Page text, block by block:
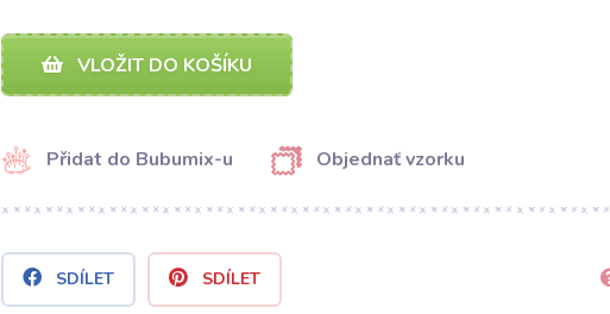
VLOŽIT DO KOŠÍKU
Přidat do Bubumix-u Objednať vzorku
SDÍLET SDÍLET